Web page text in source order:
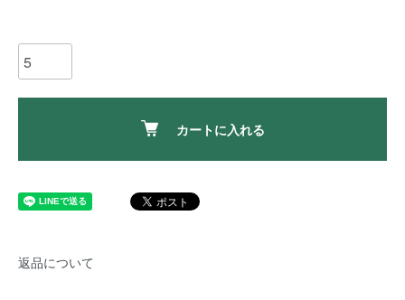
カートに入れる
返品について